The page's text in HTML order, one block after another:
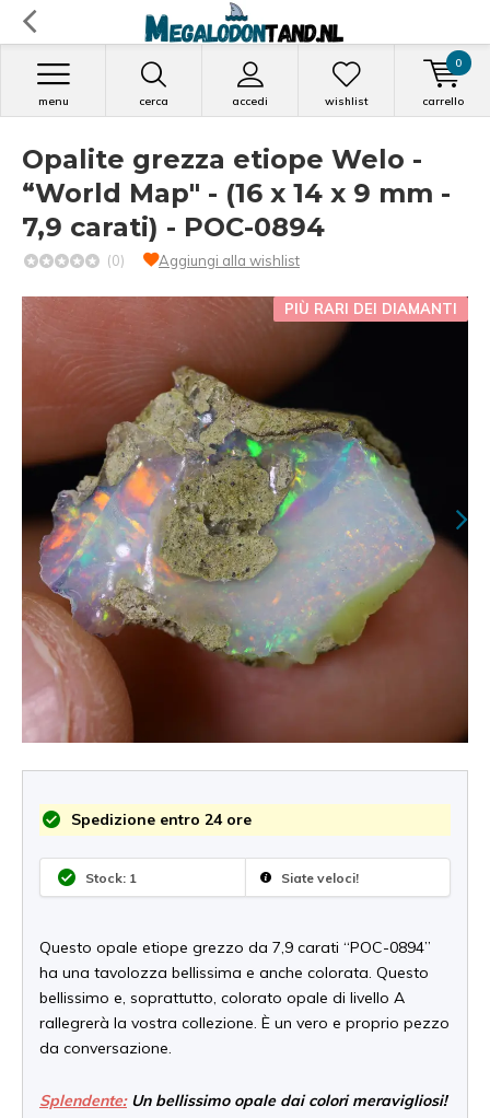
cerca accedi
menu wishlist carrello
0
Opalite grezza etiope Welo -
“World Map" - (16 x 14 x 9 mm -
7,9 carati) - POC-0894
(0) Aggiungi alla wishlist
PIÙ RARI DEI DIAMANTI
Spedizione entro 24 ore
Stock: 1 Siate veloci!
Questo opale etiope grezzo da 7,9 carati “POC-0894”
ha una tavolozza bellissima e anche colorata. Questo
bellissimo e, soprattutto, colorato opale di livello A
rallegrerà la vostra collezione. È un vero e proprio pezzo
da conversazione.
Splendente:Un bellissimo opale dai colori meravigliosi!